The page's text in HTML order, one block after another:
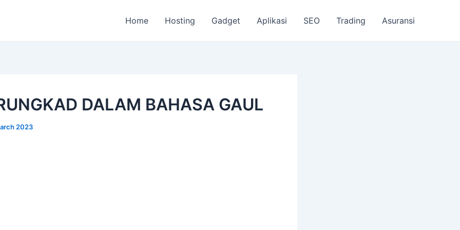
Home Hosting Gadget Aplikasi SEO Trading Asuransi
DALAM BAHASA GAUL
2023